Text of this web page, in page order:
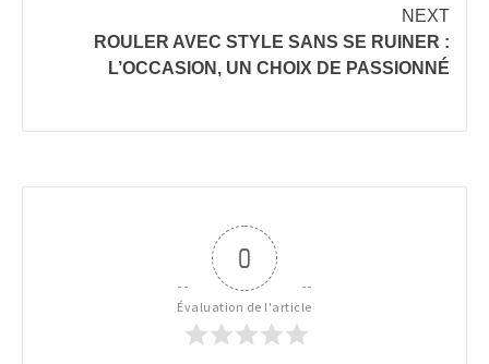
NEXT
ROULER AVEC STYLE SANS SE RUINER :
L’OCCASION, UN CHOIX DE PASSIONNÉ
0
Évaluation de l'article